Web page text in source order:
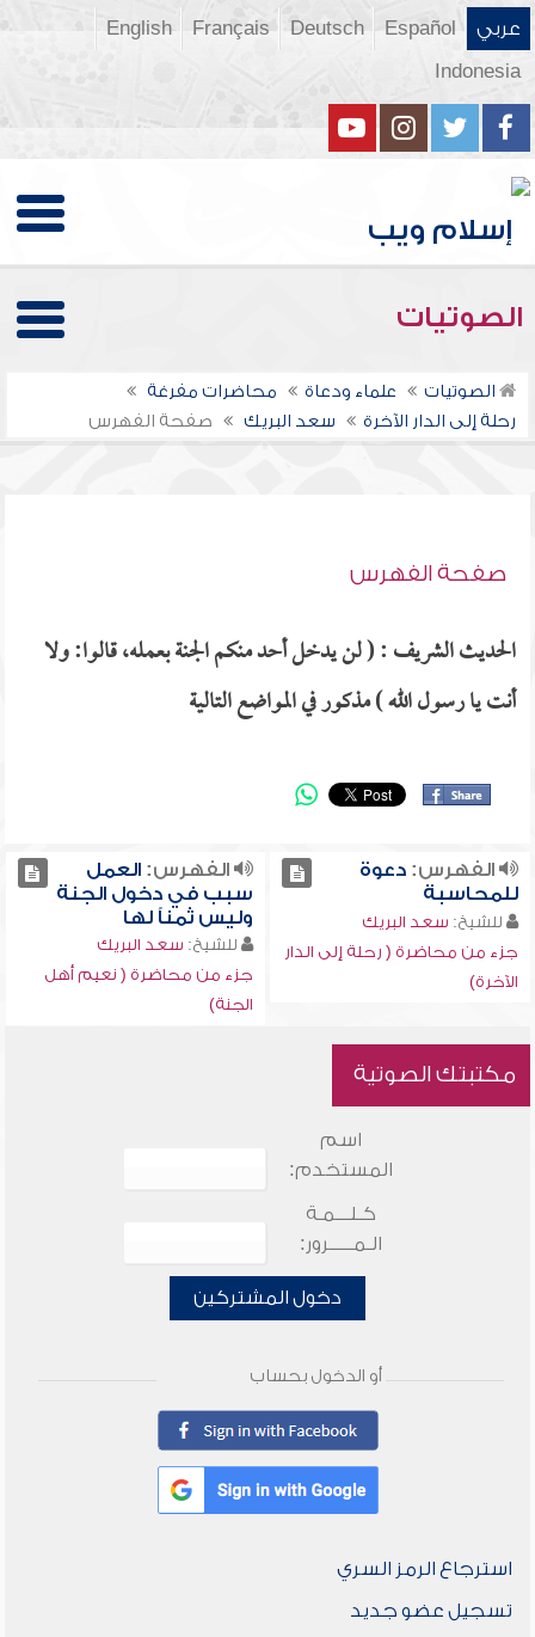
عربي Español
Deutsch
Français
English
Indonesia
الصوتيات
الصوتيات علماء ودعاة
محاضرات مفرغة
رحلة إلى الدار الآخرة
سعد البريك صفحة الفهرس
صفحة الفهرس
الحديث الشريف : ( لن يدخل أحد منكم الجنة بعمله، قالوا: ولا
أنت يا رسول الله ) مذكور في المواضع التالية
الفهرس:دعوة
للمحاسبة
للشيخ: سعد البريك
جزء من محاضرة ( رحلة إلى الدار
الآخرة)
الفهرس:العمل
سبب في دخول الجنة
وليس ثمناً لها
للشيخ: سعد البريك
جزء من محاضرة ( نعيم أهل
الجنة)
مكتبتك الصوتية
اسم
المستخدم:
كـلـــمـة
الـمـــــرور:
دخول المشتركين
أو الدخول بحساب
استرجاع الرمز السري
تسجيل عضو جديد